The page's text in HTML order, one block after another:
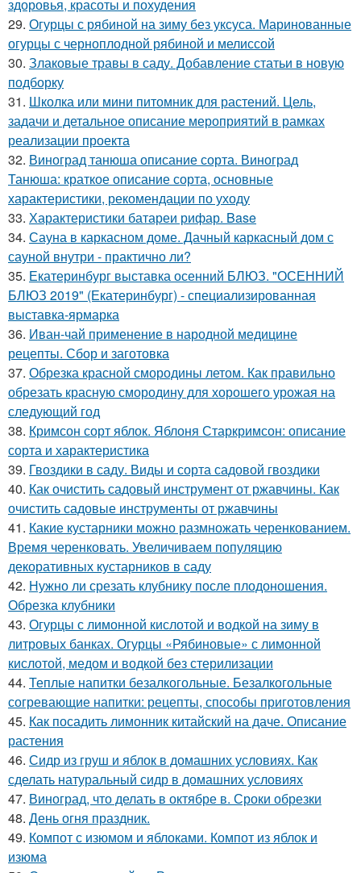
здоровья, красоты и похудения
29. Огурцы с рябиной на зиму без уксуса. Маринованные
огурцы с черноплодной рябиной и мелиссой
30. Злаковые травы в саду. Добавление статьи в новую
подборку
31. Школка или мини питомник для растений. Цель,
задачи и детальное описание мероприятий в рамках
реализации проекта
32. Виноград танюша описание сорта. Виноград
Танюша: краткое описание сорта, основные
характеристики, рекомендации по уходу
33. Характеристики батареи рифар. Base
34. Сауна в каркасном доме. Дачный каркасный дом с
сауной внутри - практично ли?
35. Екатеринбург выставка осенний БЛЮЗ. "ОСЕННИЙ
БЛЮЗ 2019" (Екатеринбург) - специализированная
выставка-ярмарка
36. Иван-чай применение в народной медицине
рецепты. Сбор и заготовка
37. Обрезка красной смородины летом. Как правильно
обрезать красную смородину для хорошего урожая на
следующий год
38. Кримсон сорт яблок. Яблоня Старкримсон: описание
сорта и характеристика
39. Гвоздики в саду. Виды и сорта садовой гвоздики
40. Как очистить садовый инструмент от ржавчины. Как
очистить садовые инструменты от ржавчины
41. Какие кустарники можно размножать черенкованием.
Время черенковать. Увеличиваем популяцию
декоративных кустарников в саду
42. Нужно ли срезать клубнику после плодоношения.
Обрезка клубники
43. Огурцы с лимонной кислотой и водкой на зиму в
литровых банках. Огурцы «Рябиновые» с лимонной
кислотой, медом и водкой без стерилизации
44. Теплые напитки безалкогольные. Безалкогольные
согревающие напитки: рецепты, способы приготовления
45. Как посадить лимонник китайский на даче. Описание
растения
46. Сидр из груш и яблок в домашних условиях. Как
сделать натуральный сидр в домашних условиях
47. Виноград, что делать в октябре в. Сроки обрезки
48. День огня праздник.
49. Компот с изюмом и яблоками. Компот из яблок и
изюма